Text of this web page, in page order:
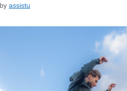
by assistu